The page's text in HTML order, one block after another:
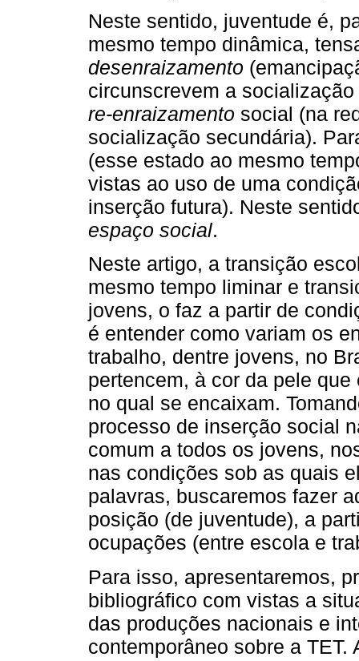
Neste sentido, juventude é,
mesmo tempo dinâmica,
desenraizamento
circunscrevem a
re-enraizamento social (na
socialização secundária).
(esse estado ao mesmo
vistas ao uso de uma
inserção futura). Neste
espaço social.
Neste artigo, a transição
mesmo tempo liminar e
jovens, o faz a partir de
é entender como variam os
trabalho, dentre jovens, no
pertencem, à cor da pele
no qual se encaixam.
processo de inserção social
comum a todos os jovens,
nas condições sob as quais
palavras, buscaremos fazer
posição (de juventude), a
ocupações (entre escola e
Para isso, apresentaremos,
bibliográfico com vistas a
das produções nacionais e
contemporâneo sobre a